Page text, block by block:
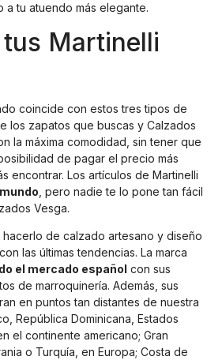
tu atuendo más elegante.
Martinelli
coincide con estos tres tipos de
los zapatos que buscas y Calzados
la máxima comodidad, sin tener que
de pagar el precio más
encontrar. Los artículos de Martinelli
, pero nadie te lo pone tan fácil
Vesga.
hacerlo de calzado artesano y diseño
las últimas tendencias. La marca
el mercado español con sus
de marroquinería. Además, sus
en puntos tan distantes de nuestra
República Dominicana, Estados
el continente americano; Gran
o Turquía, en Europa; Costa de